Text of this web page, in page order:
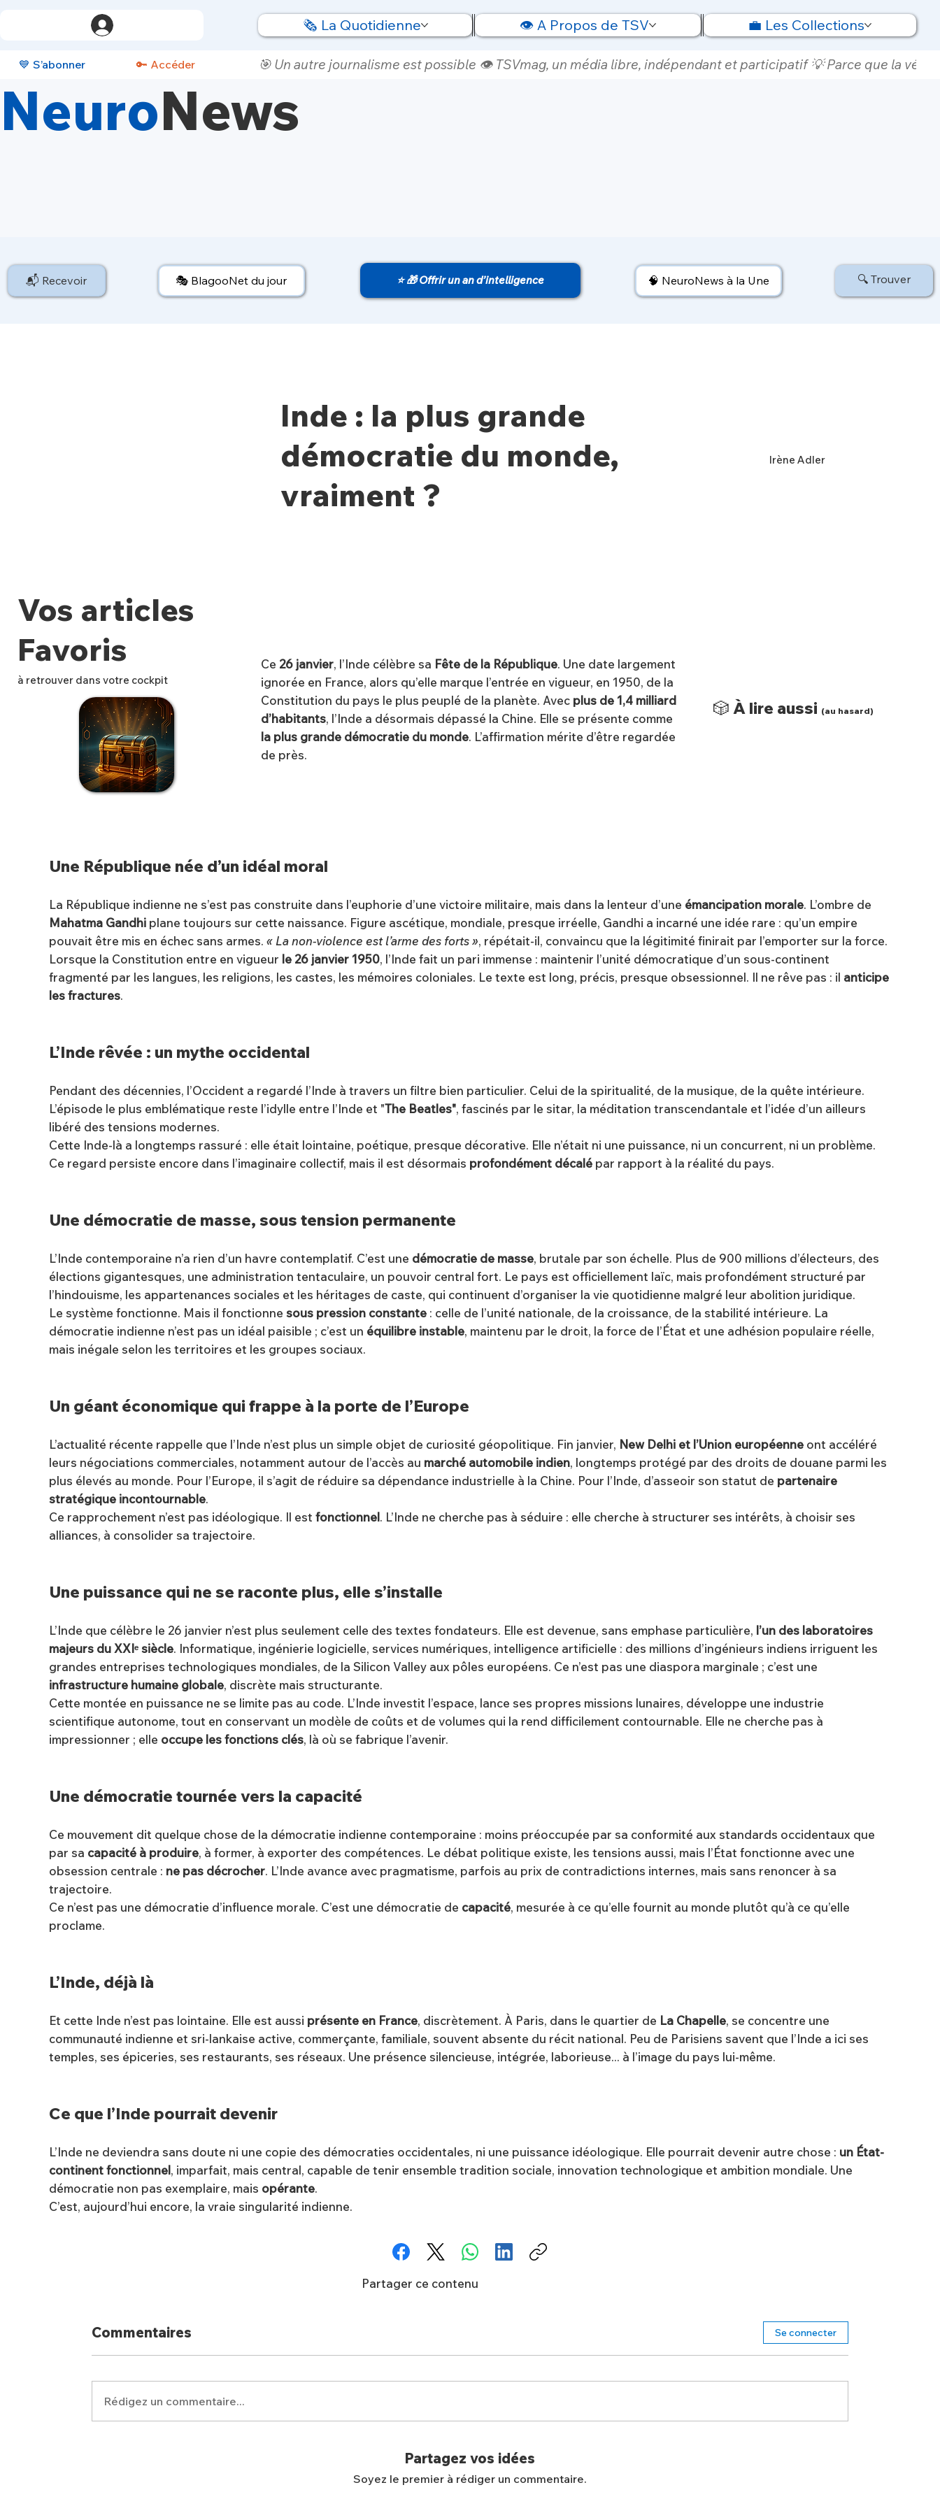
🗞️ La Quotidienne 👁️ A Propos de TSV 💼 Les Collections
💙 S’abonner 🔑 Accéder 🎯 Un autre journalisme est possible 👁️ TSVmag, un média libre, indépendant et participatif 💡 Parce que la
NeuroNews
📬 Recevoir 🎭 BlagooNet du jour ⭐ 🎁 Offrir un an d’intelligence 🧠 NeuroNews à la Une 🔍 Trouver
Inde : la plus grande
démocratie du monde,
vraiment ?
Irène Adler
Ce 26 janvier, l’Inde célèbre sa Fête de la République. Une date largement
ignorée en France, alors qu’elle marque l’entrée en vigueur, en 1950, de la
Constitution du pays le plus peuplé de la planète. Avec plus de 1,4 milliard
d’habitants, l’Inde a désormais dépassé la Chine. Elle se présente comme
la plus grande démocratie du monde. L’affirmation mérite d’être regardée
de près.
Vos articles
Favoris
à retrouver dans votre cockpit
🎲 À lire aussi (au hasard)
Une République née d’un idéal moral
La République indienne ne s’est pas construite dans l’euphorie d’une victoire militaire, mais dans la lenteur d’une émancipation morale. L’ombre de
Mahatma Gandhiplane toujours sur cette naissance. Figure ascétique, mondiale, presque irréelle, Gandhi a incarné une idée rare : qu’un empire
pouvait être mis en échec sans armes. « La non-violence est l’arme des forts », répétait-il, convaincu que la légitimité finirait par l’emporter sur la force.
Lorsque la Constitution entre en vigueur le 26 janvier 1950, l’Inde fait un pari immense : maintenir l’unité démocratique d’un sous-continent
fragmenté par les langues, les religions, les castes, les mémoires coloniales. Le texte est long, précis, presque obsessionnel. Il ne rêve pas : il anticipe
les fractures.
L’Inde rêvée : un mythe occidental
Pendant des décennies, l’Occident a regardé l’Inde à travers un filtre bien particulier. Celui de la spiritualité, de la musique, de la quête intérieure.
L’épisode le plus emblématique reste l’idylle entre l’Inde et "The Beatles", fascinés par le sitar, la méditation transcendantale et l’idée d’un ailleurs
libéré des tensions modernes.
Cette Inde-là a longtemps rassuré : elle était lointaine, poétique, presque décorative. Elle n’était ni une puissance, ni un concurrent, ni un problème.
Ce regard persiste encore dans l’imaginaire collectif, mais il est désormais profondément décalépar rapport à la réalité du pays.
Une démocratie de masse, sous tension permanente
L’Inde contemporaine n’a rien d’un havre contemplatif. C’est une démocratie de masse, brutale par son échelle. Plus de 900 millions d’électeurs, des
élections gigantesques, une administration tentaculaire, un pouvoir central fort. Le pays est officiellement laïc, mais profondément structuré par
l’hindouisme, les appartenances sociales et les héritages de caste, qui continuent d’organiser la vie quotidienne malgré leur abolition juridique.
Le système fonctionne. Mais il fonctionne sous pression constante: celle de l’unité nationale, de la croissance, de la stabilité intérieure. La
démocratie indienne n’est pas un idéal paisible ; c’est un équilibre instable, maintenu par le droit, la force de l’État et une adhésion populaire réelle,
mais inégale selon les territoires et les groupes sociaux.
Un géant économique qui frappe à la porte de l’Europe
L’actualité récente rappelle que l’Inde n’est plus un simple objet de curiosité géopolitique. Fin janvier, New Delhi et l’Union européenneont accéléré
leurs négociations commerciales, notamment autour de l’accès au marché automobile indien, longtemps protégé par des droits de douane parmi les
plus élevés au monde. Pour l’Europe, il s’agit de réduire sa dépendance industrielle à la Chine. Pour l’Inde, d’asseoir son statut de partenaire
stratégique incontournable.
Ce rapprochement n’est pas idéologique. Il est fonctionnel. L’Inde ne cherche pas à séduire : elle cherche à structurer ses intérêts, à choisir ses
alliances, à consolider sa trajectoire.
Une puissance qui ne se raconte plus, elle s’installe
L’Inde que célèbre le 26 janvier n’est plus seulement celle des textes fondateurs. Elle est devenue, sans emphase particulière, l’un des laboratoires
majeurs du XXIᵉ siècle. Informatique, ingénierie logicielle, services numériques, intelligence artificielle : des millions d’ingénieurs indiens irriguent les
grandes entreprises technologiques mondiales, de la Silicon Valley aux pôles européens. Ce n’est pas une diaspora marginale ; c’est une
infrastructure humaine globale, discrète mais structurante.
Cette montée en puissance ne se limite pas au code. L’Inde investit l’espace, lance ses propres missions lunaires, développe une industrie
scientifique autonome, tout en conservant un modèle de coûts et de volumes qui la rend difficilement contournable. Elle ne cherche pas à
impressionner ; elle occupe les fonctions clés, là où se fabrique l’avenir.
Une démocratie tournée vers la capacité
Ce mouvement dit quelque chose de la démocratie indienne contemporaine : moins préoccupée par sa conformité aux standards occidentaux que
par sa capacité à produire, à former, à exporter des compétences. Le débat politique existe, les tensions aussi, mais l’État fonctionne avec une
obsession centrale : ne pas décrocher. L’Inde avance avec pragmatisme, parfois au prix de contradictions internes, mais sans renoncer à sa
trajectoire.
Ce n’est pas une démocratie d’influence morale. C’est une démocratie de capacité, mesurée à ce qu’elle fournit au monde plutôt qu’à ce qu’elle
proclame.
L’Inde, déjà là
Et cette Inde n’est pas lointaine. Elle est aussi présente en France, discrètement. À Paris, dans le quartier de La Chapelle, se concentre une
communauté indienne et sri-lankaise active, commerçante, familiale, souvent absente du récit national. Peu de Parisiens savent que l’Inde a ici ses
temples, ses épiceries, ses restaurants, ses réseaux. Une présence silencieuse, intégrée, laborieuse... à l’image du pays lui-même.
Ce que l’Inde pourrait devenir
L’Inde ne deviendra sans doute ni une copie des démocraties occidentales, ni une puissance idéologique. Elle pourrait devenir autre chose : un État-
continent fonctionnel, imparfait, mais central, capable de tenir ensemble tradition sociale, innovation technologique et ambition mondiale. Une
démocratie non pas exemplaire, mais opérante.
C’est, aujourd’hui encore, la vraie singularité indienne.
Partager ce contenu
Commentaires Se connecter
Rédigez un commentaire...
Partagez vos idées
Soyez le premier à rédiger un commentaire.